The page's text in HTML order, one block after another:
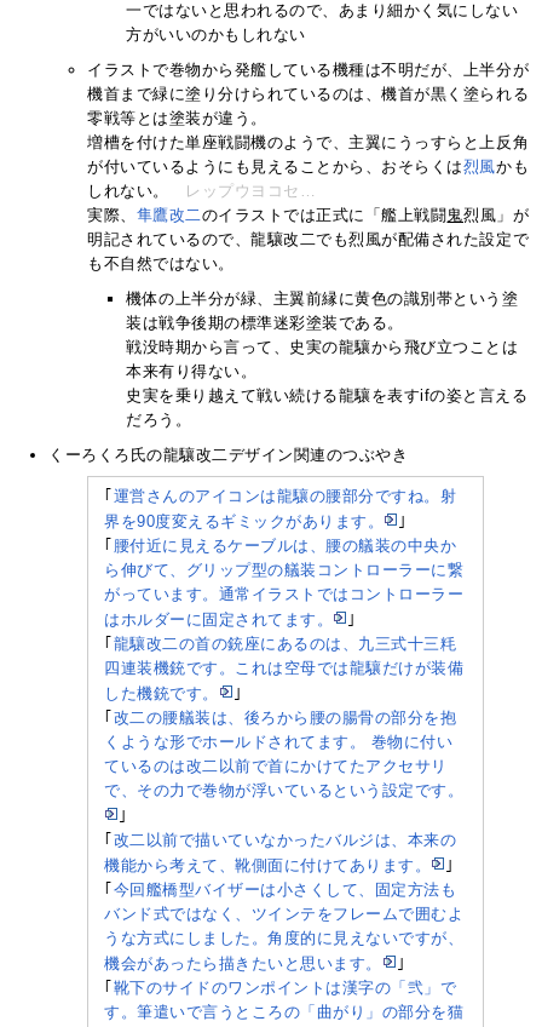
一ではないと思われるので、あまり細かく気にしない
方がいいのかもしれない
イラストで巻物から発艦している機種は不明だが、上半分が
機首まで緑に塗り分けられているのは、機首が黒く塗られる
零戦等とは塗装が違う。
増槽を付けた単座戦闘機のようで、主翼にうっすらと上反角
が付いているようにも見えることから、おそらくは烈風かも
しれない。
レップウヨコセ…
実際、 隼鷹改二のイラストでは正式に「艦上戦闘 鬼烈風」が
明記されているので、龍驤改二でも烈風が配備された設定で
も不自然ではない。
機体の上半分が緑、主翼前縁に黄色の識別帯という塗
装は戦争後期の標準迷彩塗装である。
戦没時期から言って、史実の龍驤から飛び立つことは
本来有り得ない。
史実を乗り越えて戦い続ける龍驤を表すifの姿と言える
だろう。
くーろくろ氏の龍驤改二デザイン関連のつぶやき
｢ 運営さんのアイコンは龍驤の腰部分ですね。射
界を90度変えるギミックがあります。
｣
｢ 腰付近に見えるケーブルは、腰の艤装の中央か
ら伸びて、グリップ型の艤装コントローラーに繋
がっています。通常イラストではコントローラー
はホルダーに固定されてます。
｣
｢ 龍驤改二の首の銃座にあるのは、九三式十三粍
四連装機銃です。これは空母では龍驤だけが装備
した機銃です。
｣
｢ 改二の腰艤装は、後ろから腰の腸骨の部分を抱
くような形でホールドされてます。 巻物に付い
ているのは改二以前で首にかけてたアクセサリ
で、その力で巻物が浮いているという設定です。
｣
｢ 改二以前で描いていなかったバルジは、本来の
機能から考えて、靴側面に付けてあります。
｣
｢ 今回艦橋型バイザーは小さくして、固定方法も
バンド式ではなく、ツインテをフレームで囲むよ
うな方式にしました。角度的に見えないですが、
機会があったら描きたいと思います。
｣
｢ 靴下のサイドのワンポイントは漢字の「弐」で
す。筆遣いで言うところの「曲がり」の部分を猫